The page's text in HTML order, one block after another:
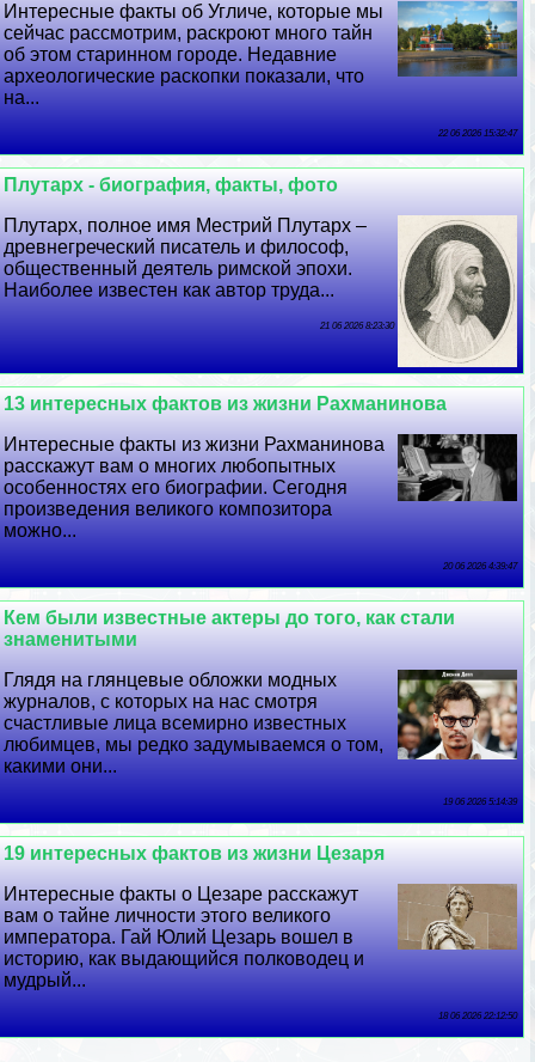
Интересные факты об Угличе, которые мы
сейчас рассмотрим, раскроют много тайн
об этом старинном городе. Недавние
археологические раскопки показали, что
на...
22 06 2026 15:32:47
Плутарх - биография, факты, фото
Плутарх, полное имя Местрий Плутарх –
древнегреческий писатель и философ,
общественный деятель римской эпохи.
Наиболее известен как автор труда...
21 06 2026 8:23:30
13 интересных фактов из жизни Рахманинова
Интересные факты из жизни Рахманинова
расскажут вам о многих любопытных
особенностях его биографии. Сегодня
произведения великого композитора
можно...
20 06 2026 4:39:47
Кем были известные актеры до того, как стали
знаменитыми
Глядя на глянцевые обложки модных
журналов, с которых на нас смотря
счастливые лица всемирно известных
любимцев, мы редко задумываемся о том,
какими они...
19 06 2026 5:14:39
19 интересных фактов из жизни Цезаря
Интересные факты о Цезаре расскажут
вам о тайне личности этого великого
императора. Гай Юлий Цезарь вошел в
историю, как выдающийся полководец и
мудрый...
18 06 2026 22:12:50